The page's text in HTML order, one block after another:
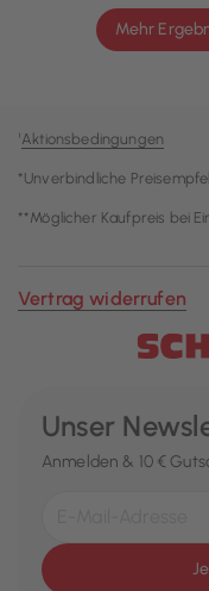
Mehr
¹Aktionsbedingungen
*Unverbindliche
**Möglicher Kaufpreis bei
Vertrag widerrufen
Unser
Anmelden & 10 €